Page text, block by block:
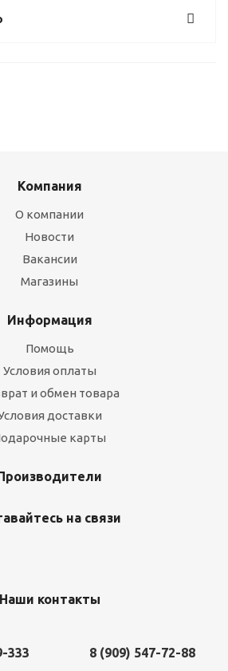
Компания
О компании
Новости
Вакансии
Магазины
Информация
Помощь
Условия оплаты
и обмен товара
доставки
карты
на связи
Наши контакты
333 8 (909) 547-72-88